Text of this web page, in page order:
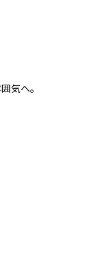
気へ。